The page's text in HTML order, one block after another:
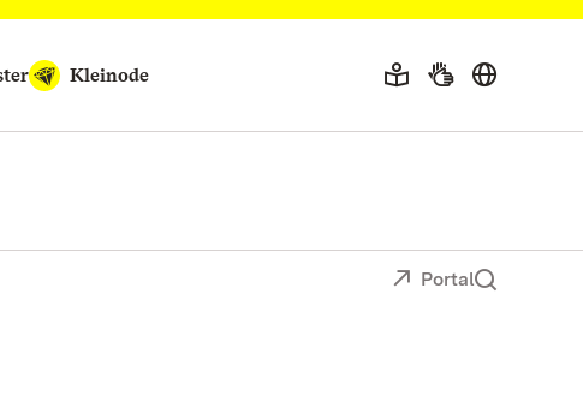
Kleinode
Portal